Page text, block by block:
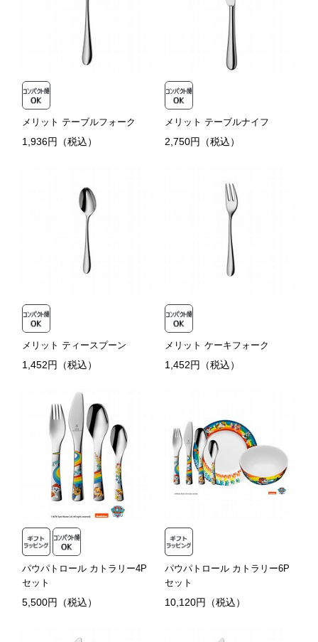
メリット テーブルフォーク
1,936円（税込）
メリット テーブルナイフ
2,750円（税込）
メリット ティースプーン
1,452円（税込）
メリット ケーキフォーク
1,452円（税込）
パウパトロール カトラリー4P
セット
5,500円（税込）
パウパトロール カトラリー6P
セット
10,120円（税込）